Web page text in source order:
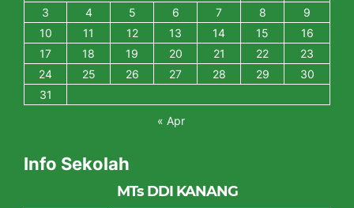
3
4 5 6 7 8
9
10
11 12 13 14 15
16
17
18 19 20 21 22
23
24
25 26 27 28 29
30
31
« Apr
Info Sekolah
MTs DDI KANANG